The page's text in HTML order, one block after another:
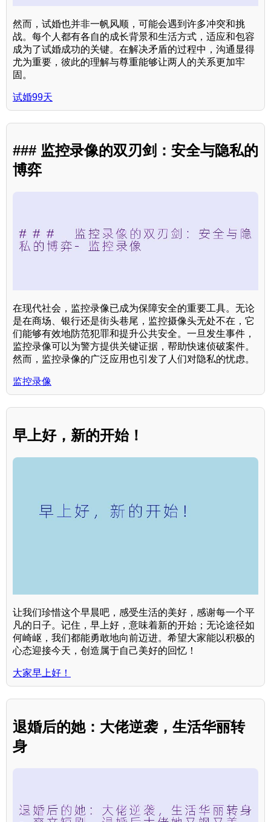
然而，试婚也并非一帆风顺，可能会遇到许多冲突和挑
战。每个人都有各自的成长背景和生活方式，适应和包容
成为了试婚成功的关键。在解决矛盾的过程中，沟通显得
尤为重要，彼此的理解与尊重能够让两人的关系更加牢
固。
试婚99天
### 监控录像的双刃剑：安全与隐私的
博弈
在现代社会，监控录像已成为保障安全的重要工具。无论
是在商场、银行还是街头巷尾，监控摄像头无处不在，它
们能够有效地防范犯罪和提升公共安全。一旦发生事件，
监控录像可以为警方提供关键证据，帮助快速侦破案件。
然而，监控录像的广泛应用也引发了人们对隐私的忧虑。
监控录像
早上好，新的开始！
让我们珍惜这个早晨吧，感受生活的美好，感谢每一个平
凡的日子。记住，早上好，意味着新的开始；无论途径如
何崎岖，我们都能勇敢地向前迈进。希望大家能以积极的
心态迎接今天，创造属于自己美好的回忆！
大家早上好！
退婚后的她：大佬逆袭，生活华丽转
身